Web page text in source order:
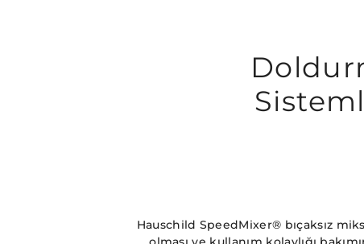
Hauschild SpeedMixer® bıçaksız